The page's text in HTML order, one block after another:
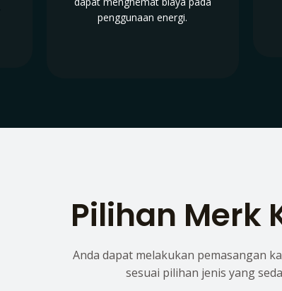
penggunaan energi.
Pilihan Merk
Anda dapat melakukan pemasangan
sesuai pilihan jenis yang